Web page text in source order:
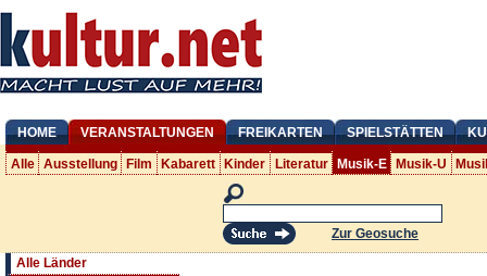
HOME VERANSTALTUNGEN FREIKARTEN SPIELSTÄTTEN
Alle Ausstellung Film Kabarett Kinder Literatur Musik-E Musik-U
Zur Geosuche
Alle Länder